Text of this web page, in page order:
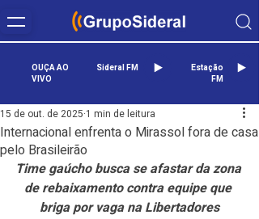
OUÇA AO
VIVO
Sideral FM
Estação
FM
Internacional enfrenta o Mirassol fora de casa
pelo Brasileirão
15 de out. de 2025 1 min de leitura
Time gaúcho busca se afastar da zona
de rebaixamento contra equipe que
briga por vaga na Libertadores